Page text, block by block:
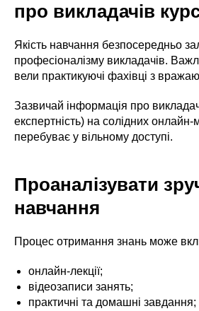
про викладачів
Якість навчання безпосередньо
професіоналізму викладачів.
вели практикуючі фахівці з
Зазвичай інформація про
експертність) на солідних
перебуває у вільному доступі.
Проаналізувати
навчання
Процес отримання знань може
онлайн-лекції;
відеозаписи занять;
практичні та домашні завдання;